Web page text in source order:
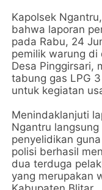
Kapolsek
bahwa laporan
pada Rabu, 24
pemilik warung di
Desa Pinggirsari,
tabung gas LPG
untuk kegiatan
Menindaklanjuti
Ngantru
penyelidikan
polisi berhasil
dua terduga
yang merupakan